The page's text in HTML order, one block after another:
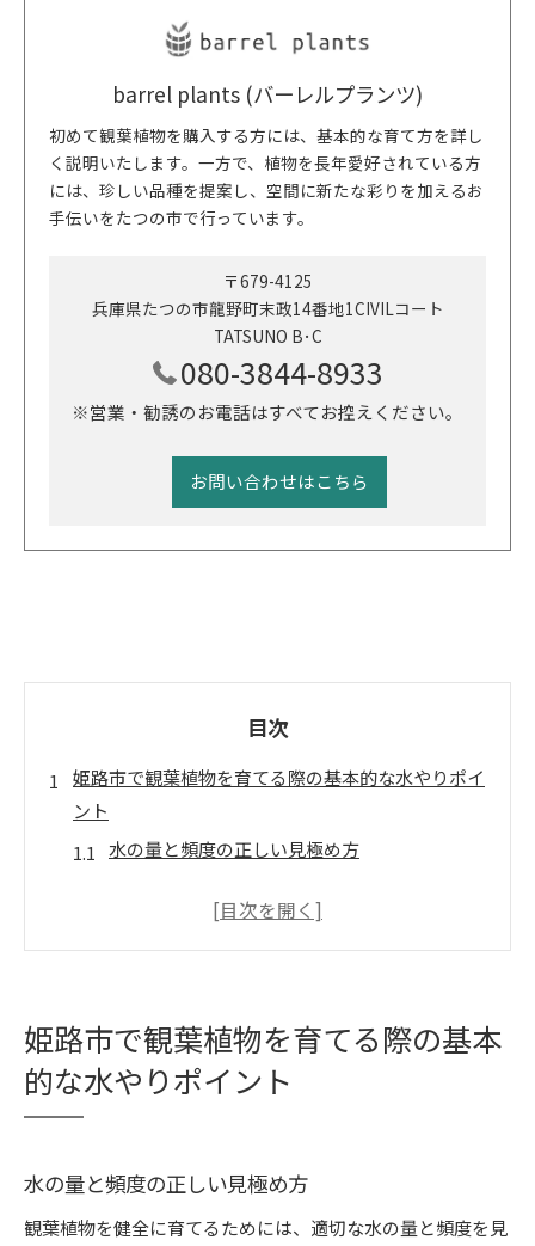
barrel plants (バーレルプランツ)
初めて観葉植物を購入する方には、基本的な育て方を詳し
く説明いたします。一方で、植物を長年愛好されている方
には、珍しい品種を提案し、空間に新たな彩りを加えるお
手伝いをたつの市で行っています。
〒679-4125
兵庫県たつの市龍野町末政14番地1CIVILコート
TATSUNO B･C
080-3844-8933
※営業・勧誘のお電話はすべてお控えください。
お問い合わせはこちら
目次
姫路市で観葉植物を育てる際の基本的な水やりポイ
ント
水の量と頻度の正しい見極め方
鉢選びと排水性の重要性
過湿による病害虫の予防策
観葉植物に適した姫路市の気候とその活用法
風通しの重要性とその確保方法
姫路市特有の気象条件を活かした育成法
姫路市で観葉植物を育てる際の基本
的な水やりポイント
水の量と頻度の正しい見極め方
観葉植物を健全に育てるためには、適切な水の量と頻度を見